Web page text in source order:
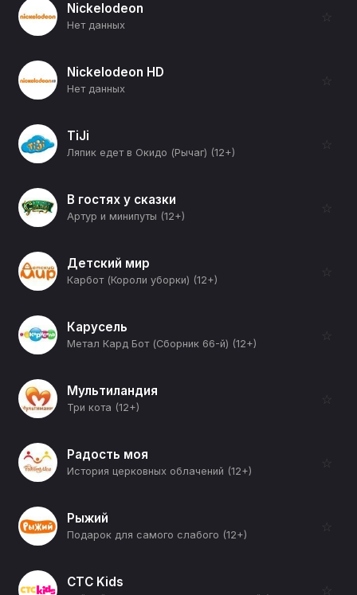
Nickelodeon
Нет данных
☆
Nickelodeon HD
Нет данных
☆
TiJi
Ляпик едет в Окидо (Рычаг) (12+)
☆
В гостях у сказки
Артур и минипуты (12+)
☆
Детский мир
Карбот (Короли уборки) (12+)
☆
Карусель
Метал Кард Бот (Сборник 66-й) (12+)
☆
Мультиландия
Три кота (12+)
☆
Радость моя
История церковных облачений (12+)
☆
Рыжий
Подарок для самого слабого (12+)
☆
СТС Kids ☆